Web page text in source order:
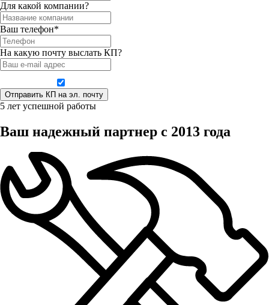
Для какой компании?
Ваш телефон*
На какую почту выслать КП?
5 лет успешной работы
Ваш надежный партнер с 2013 года